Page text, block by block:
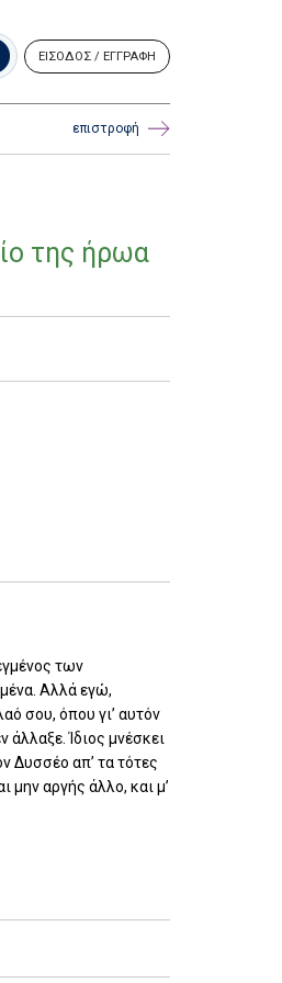
ΕΙΣΟΔΟΣ / ΕΓΓΡΑΦΗ
επιστροφή
της ήρωα
των
Αλλά εγώ,
σου, όπου γι’ αυτόν
Ίδιος μνέσκει
Δυσσέο απ’ τα τότες
μην αργής άλλο, και μ’